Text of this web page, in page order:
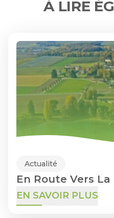
À LIRE
Actualité
En Route Vers
EN SAVOIR PLUS